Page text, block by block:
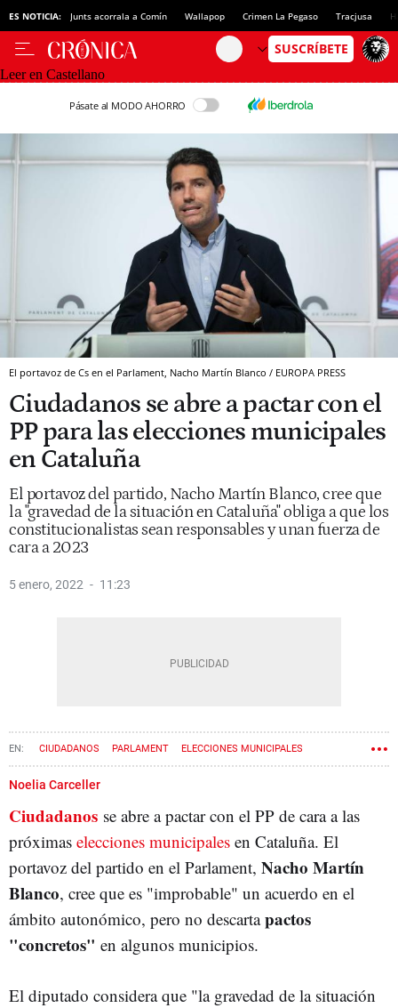
ES NOTICIA: Junts acorrala a Comín Wallapop Crimen La Pegaso Tracjusa
Leer en Castellano
Pásate al MODO AHORRO
El portavoz de Cs en el Parlament, Nacho Martín Blanco / EUROPA PRESS
Ciudadanos se abre a pactar con el
PP para las elecciones municipales
en Cataluña
El portavoz del partido, Nacho Martín Blanco, cree que
la "gravedad de la situación en Cataluña" obliga a que los
constitucionalistas sean responsables y unan fuerza de
cara a 2023
5 enero, 2022 11:23
CIUDADANOS PARLAMENT ELECCIONES MUNICIPALES
CONSTITUCIONALISMO
Noelia Carceller
Ciudadanos se abre a pactar con el PP de cara a las
próximas elecciones municipales en Cataluña. El
portavoz del partido en el Parlament, Nacho Martín
Blanco, cree que es "improbable" un acuerdo en el
ámbito autonómico, pero no descartapactos
"concretos" en algunos municipios.
El diputado considera que "la gravedad de la situación